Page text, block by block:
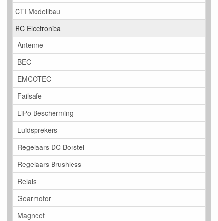
CTI Modellbau
RC Electronica
Antenne
BEC
EMCOTEC
Failsafe
LiPo Bescherming
Luidsprekers
Regelaars DC Borstel
Regelaars Brushless
Relais
Gearmotor
Magneet